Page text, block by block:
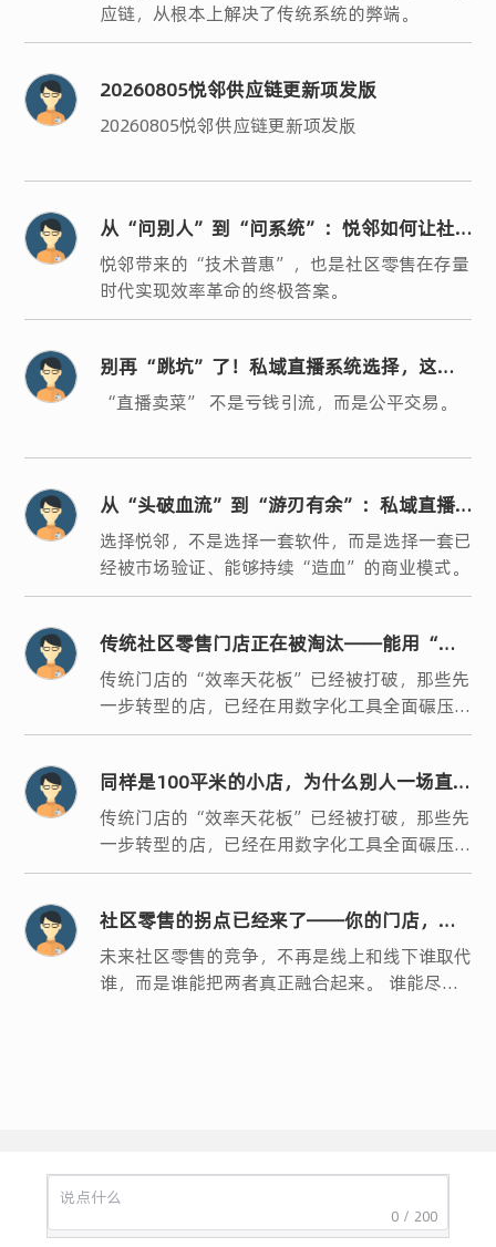
应链，从根本上解决了传统系统的弊端。
20260805悦邻供应链更新项发版
20260805悦邻供应链更新项发版
从“问别人”到“问系统”：悦邻如何让社
区零售的“人、货、场”真正数字化？
悦邻带来的“技术普惠”，也是社区零售在存量
时代实现效率革命的终极答案。
别再“跳坑”了！私域直播系统选择，这三
条“黄金法则”你必须懂
“直播卖菜” 不是亏钱引流，而是公平交易。
从“头破血流”到“游刃有余”：私域直播
转型，系统选对了吗？
选择悦邻，不是选择一套软件，而是选择一套已
经被市场验证、能够持续“造血”的商业模式。
传统社区零售门店正在被淘汰——能用“一
家店”做“一整条街”生意的人，已经跑起
来了
传统门店的“效率天花板”已经被打破，那些先
一步转型的店，已经在用数字化工具全面碾压同
行。
同样是100平米的小店，为什么别人一场直播
卖几万，你却只能苦守几千？
传统门店的“效率天花板”已经被打破，那些先
一步转型的店，已经在用数字化工具全面碾压同
行。
社区零售的拐点已经来了——你的门店，是
升级还是被淘汰？
未来社区零售的竞争，不再是线上和线下谁取代
谁，而是谁能把两者真正融合起来。 谁能尽早
0 / 200